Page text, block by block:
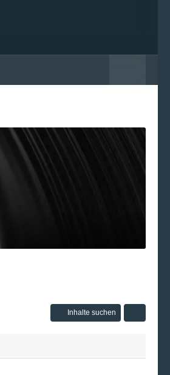
Inhalte suchen